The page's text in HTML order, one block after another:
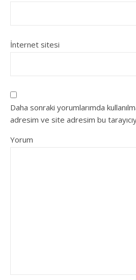
İnternet sitesi
Daha sonraki yorumlarımda
adresim ve site adresim bu
Yorum